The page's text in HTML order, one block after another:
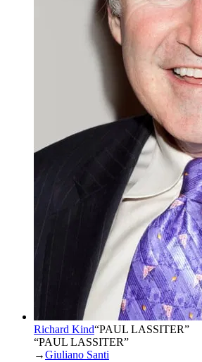
Richard Kind“PAUL LASSITER”
“PAUL LASSITER”
→Giuliano Santi